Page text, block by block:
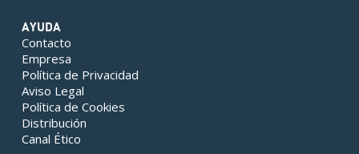
AYUDA
Contacto
Empresa
Política de Privacidad
Aviso Legal
Política de Cookies
Distribución
Canal Ético